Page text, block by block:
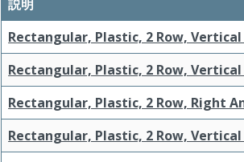
説明
Rectangular, Plastic, 2 Row,
Rectangular, Plastic, 2 Row,
Rectangular, Plastic, 2 Row, Right
Rectangular, Plastic, 2 Row,